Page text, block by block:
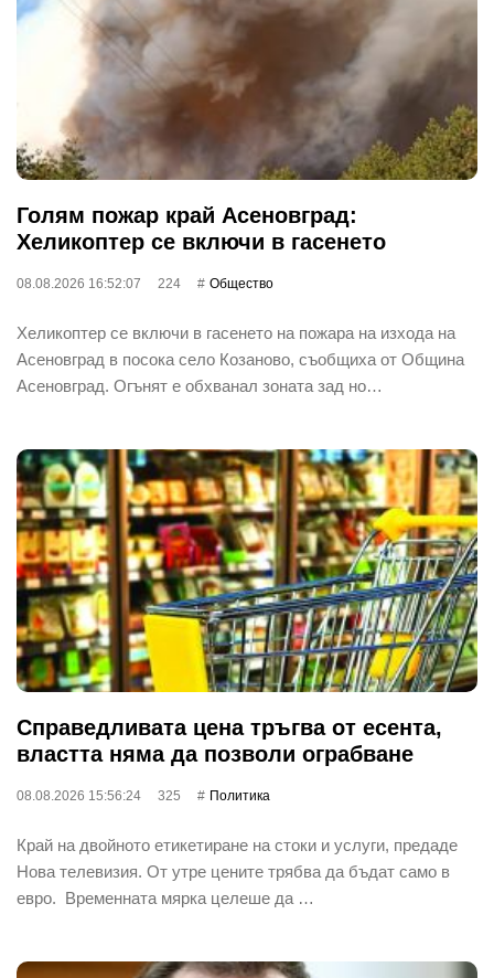
Голям пожар край Асеновград:
Хеликоптер се включи в гасенето
08.08.2026 16:52:07 224 Общество
Хеликоптер се включи в гасенето на пожара на изхода на
Асеновград в посока село Козаново, съобщиха от Община
Асеновград. Огънят е обхванал зоната зад но…
Справедливата цена тръгва от есента,
властта няма да позволи ограбване
08.08.2026 15:56:24 325 Политика
Край на двойното етикетиране на стоки и услуги, предаде
Нова телевизия. От утре цените трябва да бъдат само в
евро. Временната мярка целеше да …